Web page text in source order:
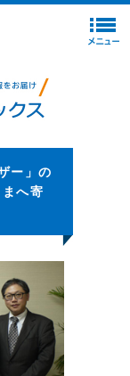
ー」の
へ寄